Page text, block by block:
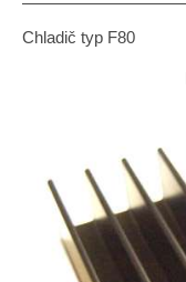
Chladič typ F80